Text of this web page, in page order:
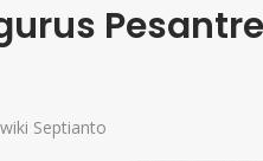
Septianto